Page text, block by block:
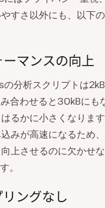
すさ以外にも、以下
マンスの向上
分析スクリプトは
合わせると30kBにも
るかに小さくなりま
みが高速になるため
上させるのに欠かせ
。
ングなし